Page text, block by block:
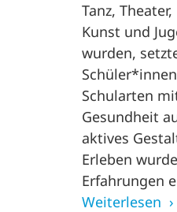
Tanz,
Kunst und
wurden,
Schularten
Gesundheit
aktives
Erleben
Erfahrungen
Weiterlesen